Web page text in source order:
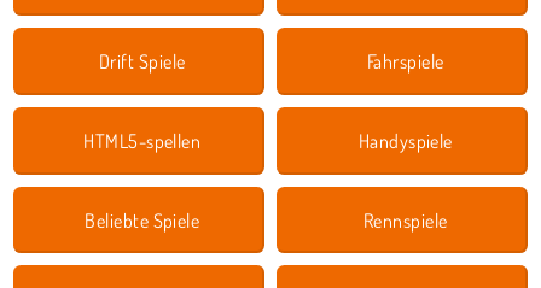
Drift Spiele Fahrspiele
HTML5-spellen Handyspiele
Beliebte Spiele Rennspiele